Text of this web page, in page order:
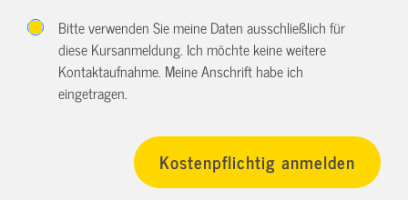
Bitte verwenden Sie meine Daten ausschließlich für
diese Kursanmeldung. Ich möchte keine weitere
Kontaktaufnahme. Meine Anschrift habe ich
eingetragen.